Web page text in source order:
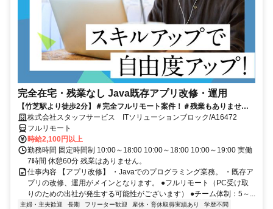
完全在宅・残業なし Java既存アプリ改修・運用
【竹芝駅より徒歩2分】＃完全フルリモート案件！＃残業もありませ
ん！＃Java経験を活かして働くチャンス★
株式会社スタッフサービス ITソリューションブロック/A16472
フルリモート
時給2,100円以上
勤務時間 固定時間制 10:00～18:00 10:00～18:00 10:00～19:00 実働
7時間 休憩60分 残業はありません。
仕事内容 【アプリ改修】 ・Javaでのプログラミング業務。 ・既存ア
プリの改修、運用がメインとなります。 ●フルリモート（PC受け取
りのための出社が発生する可能性がございます） ●チーム体制：5～...
主婦・主夫歓迎 長期 フリーター歓迎 産休・育休取得実績あり
学歴不問